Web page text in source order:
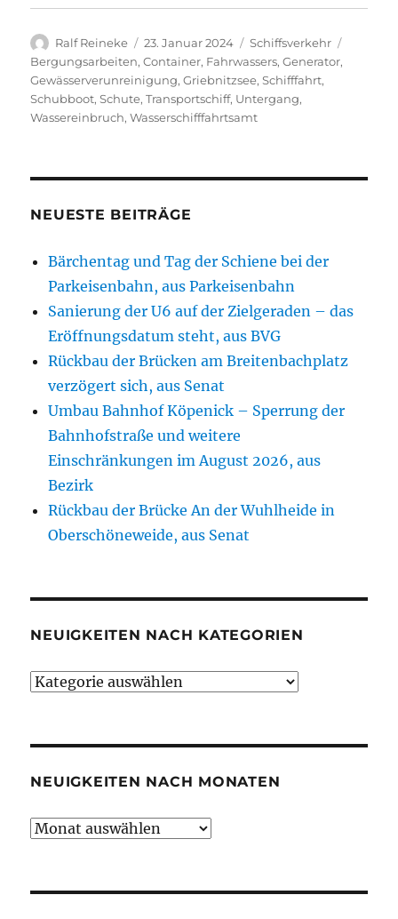
Autor
Ralf Reineke
Veröffentlicht
am
23. Januar 2024 Kategorien
Schiffsverkehr
Bergungsarbeiten,Container, Fahrwassers,Generator,
Gewässerverunreinigung,Griebnitzsee,Schifffahrt,
Schubboot,Schute,Transportschiff, Untergang,
Wassereinbruch,Wasserschifffahrtsamt
NEUESTE BEITRÄGE
Bärchentag und Tag der Schiene bei der
Parkeisenbahn, aus Parkeisenbahn
Sanierung der U6 auf der Zielgeraden – das
Eröffnungsdatum steht, aus BVG
Rückbau der Brücken am Breitenbachplatz
verzögert sich, aus Senat
Umbau Bahnhof Köpenick – Sperrung der
Bahnhofstraße und weitere
Einschränkungen im August 2026, aus
Bezirk
Rückbau der Brücke An der Wuhlheide in
Oberschöneweide, aus Senat
NEUIGKEITEN NACH KATEGORIEN
Neuigkeiten
NEUIGKEITEN NACH MONATEN
Neuigkeiten